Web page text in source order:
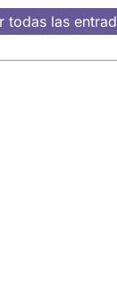
todas las